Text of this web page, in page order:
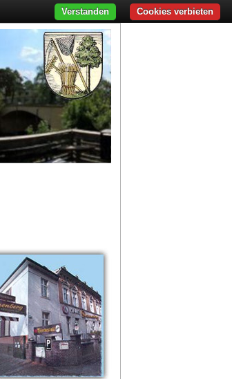
Cookies verbieten
Verstanden